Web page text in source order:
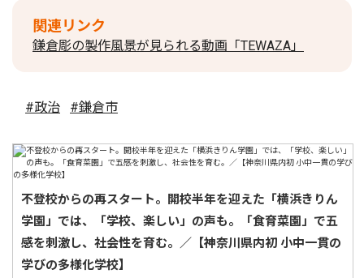
関連リンク
鎌倉彫の製作風景が見られる動画「TEWAZA」
#政治 #鎌倉市
不登校からの再スタート。開校半年を迎えた「横浜きりん
学園」では、「学校、楽しい」の声も。「食育菜園」で五
感を刺激し、社会性を育む。／【神奈川県内初 小中一貫の
学びの多様化学校】